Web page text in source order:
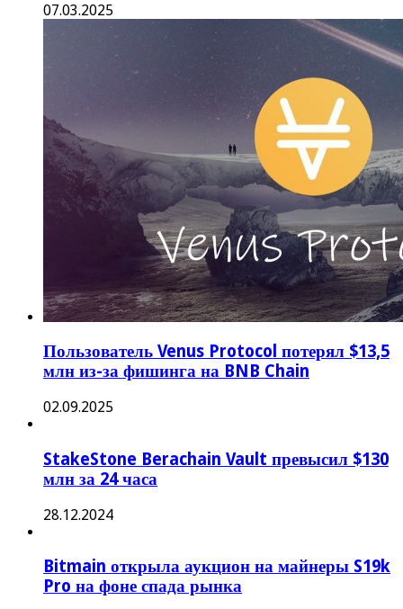
07.03.2025
Пользователь Venus Protocol потерял $13,5
млн из-за фишинга на BNB Chain
02.09.2025
StakeStone Berachain Vault превысил $130
млн за 24 часа
28.12.2024
Bitmain открыла аукцион на майнеры S19k
Pro на фоне спада рынка